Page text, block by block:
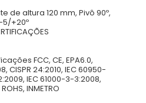
de altura 120 mm, Pivô 90º,
5/+20º
FCC, CE, EPA6.0,
CISPR 24:2010, IEC 60950-
IEC 61000-3-3:2008,
INMETRO